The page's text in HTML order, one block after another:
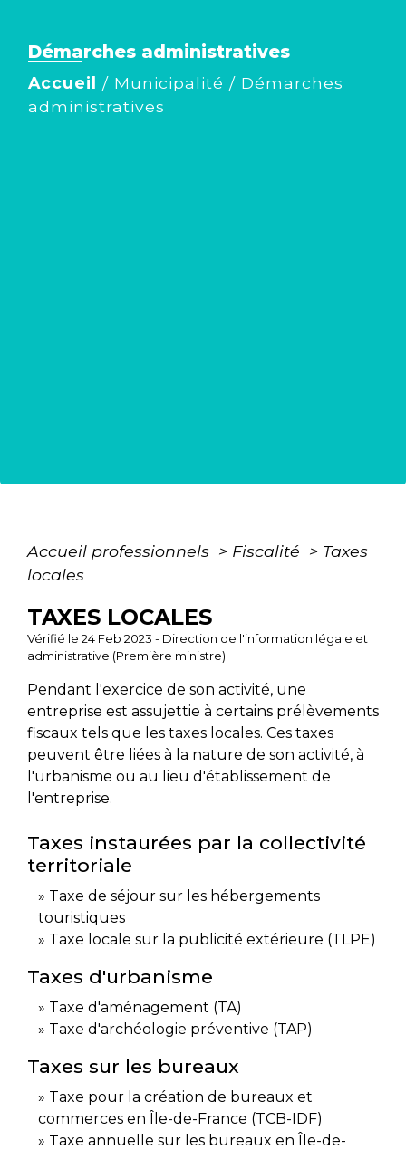
Démarches administratives
Accueil / Municipalité / Démarches
administratives
Accueil professionnels > Fiscalité > Taxes
locales
TAXES LOCALES
Vérifié le 24 Feb 2023 - Direction de l'information légale et
administrative (Première ministre)
Pendant l'exercice de son activité, une
entreprise est assujettie à certains prélèvements
fiscaux tels que les taxes locales. Ces taxes
peuvent être liées à la nature de son activité, à
l'urbanisme ou au lieu d'établissement de
l'entreprise.
Taxes instaurées par la collectivité
territoriale
Taxe de séjour sur les hébergements
touristiques
Taxe locale sur la publicité extérieure (TLPE)
Taxes d'urbanisme
Taxe d'aménagement (TA)
Taxe d'archéologie préventive (TAP)
Taxes sur les bureaux
Taxe pour la création de bureaux et
commerces en Île-de-France (TCB-IDF)
Taxe annuelle sur les bureaux en Île-de-